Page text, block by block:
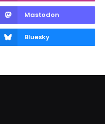
Mastodon
Bluesky